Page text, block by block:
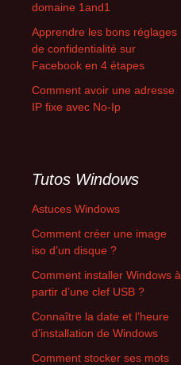
domaine 1and1
Apprendre les bons réglages
de confidentialité sur
Facebook en 4 étapes
Comment avoir une adresse
IP fixe avec No-Ip
Tutos Windows
Astuces Windows
Comment créer une image
iso d’un disque ?
Comment installer Windows à
partir d’une clef USB ?
Connaître la date et l’heure
d’installation de Windows
Comment stocker ses mots